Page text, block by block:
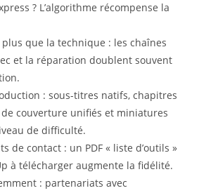
? L’algorithme récompense la
plus que la technique : les chaînes
et la réparation doublent souvent
: sous-titres natifs, chapitres
couverture unifiés et miniatures
de difficulté.
de contact : un PDF « liste d’outils »
à télécharger augmente la fidélité.
: partenariats avec